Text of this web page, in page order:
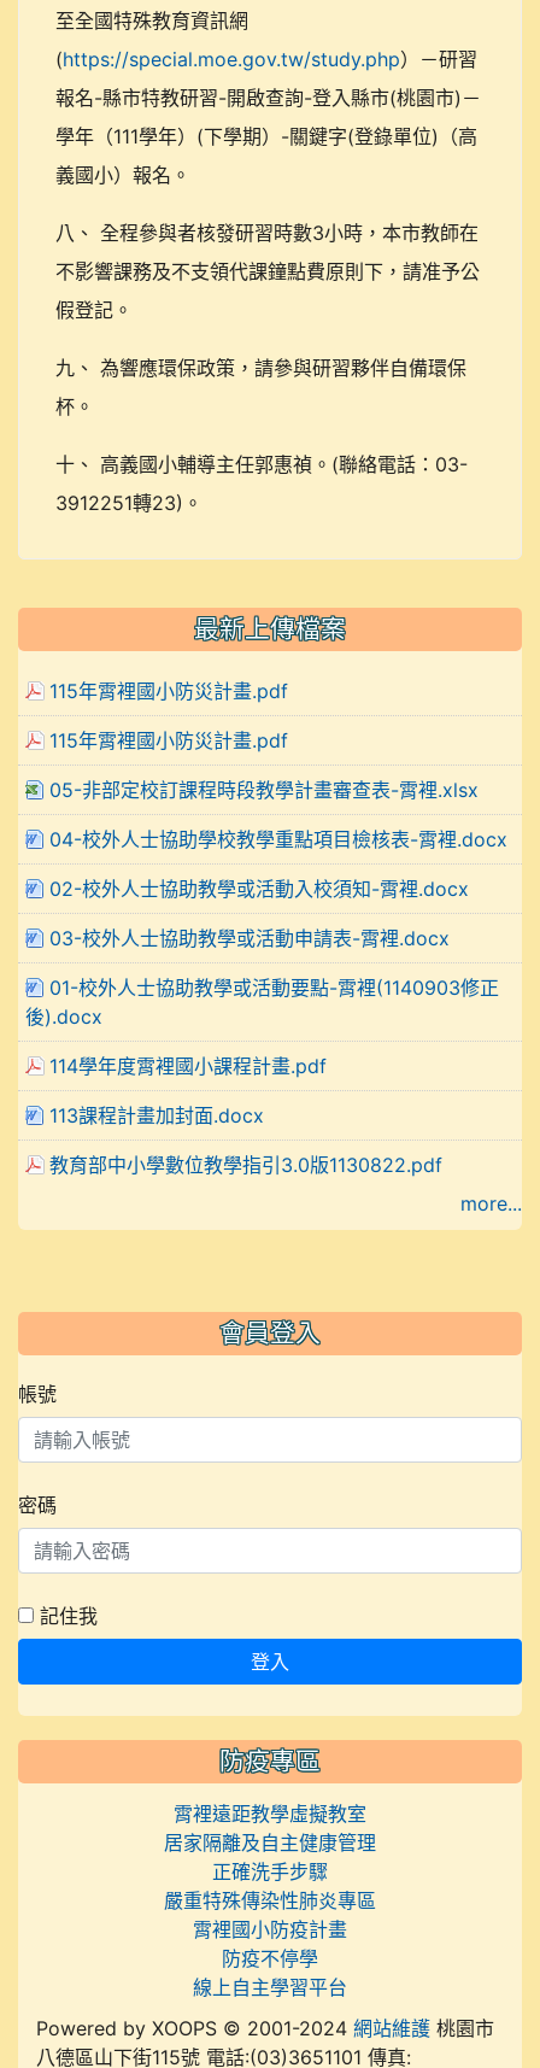
至全國特殊教育資訊網
(https://special.moe.gov.tw/study.php）－研習
報名-縣市特教研習-開啟查詢-登入縣市(桃園市)－
學年（111學年）(下學期）-關鍵字(登錄單位)（高
義國小）報名。
八、 全程參與者核發研習時數3小時，本市教師在
不影響課務及不支領代課鐘點費原則下，請准予公
假登記。
九、 為響應環保政策，請參與研習夥伴自備環保
杯。
十、 高義國小輔導主任郭惠禎。(聯絡電話：03-
3912251轉23)。
最新上傳檔案
115年霄裡國小防災計畫.pdf
115年霄裡國小防災計畫.pdf
05-非部定校訂課程時段教學計畫審查表-霄裡.xlsx
04-校外人士協助學校教學重點項目檢核表-霄裡.docx
02-校外人士協助教學或活動入校須知-霄裡.docx
03-校外人士協助教學或活動申請表-霄裡.docx
01-校外人士協助教學或活動要點-霄裡(1140903修正
後).docx
114學年度霄裡國小課程計畫.pdf
113課程計畫加封面.docx
教育部中小學數位教學指引3.0版1130822.pdf
more...
會員登入
帳號
密碼
記住我
登入
防疫專區
霄裡遠距教學虛擬教室
居家隔離及自主健康管理
正確洗手步驟
嚴重特殊傳染性肺炎專區
霄裡國小防疫計畫
防疫不停學
線上自主學習平台
Powered by XOOPS © 2001-2024 網站維護 桃園市
八德區山下街115號 電話:(03)3651101 傳真: